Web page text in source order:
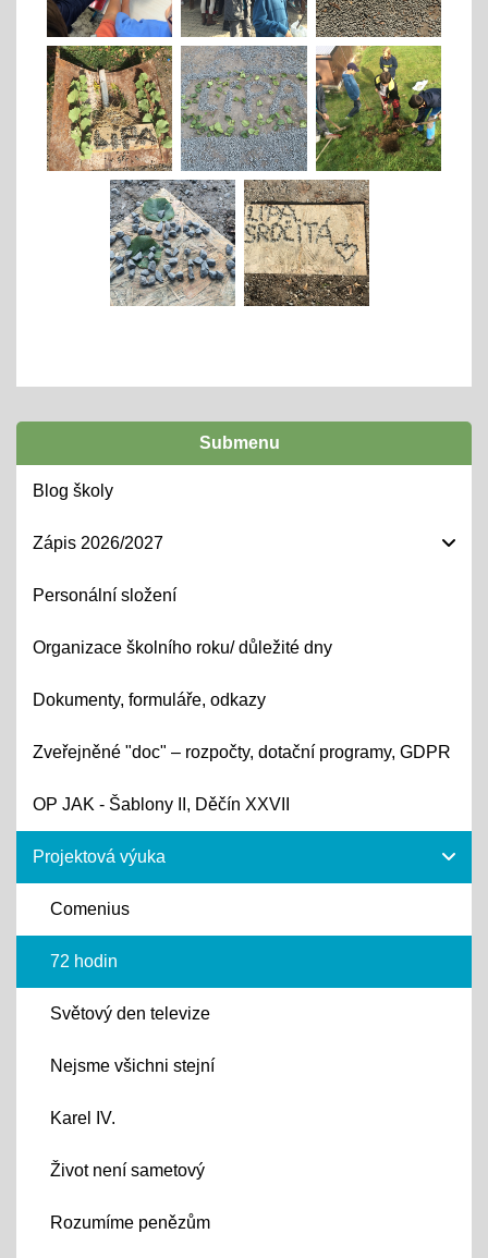
Submenu
Blog školy
Zápis 2026/2027
Personální složení
Organizace školního roku/ důležité dny
Dokumenty, formuláře, odkazy
Zveřejněné "doc" – rozpočty, dotační programy, GDPR
OP JAK - Šablony II, Děčín XXVII
Projektová výuka
Comenius
72 hodin
Světový den televize
Nejsme všichni stejní
Karel IV.
Život není sametový
Rozumíme penězům